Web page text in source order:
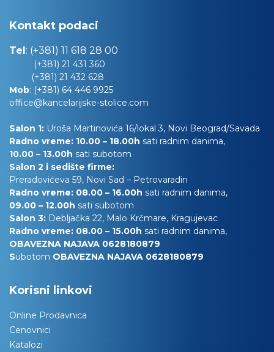
Kontakt podaci
Tel : (+381) 11 618 28 00
(+381) 21 431 360
(+381) 21 432 628
Mob: (+381) 64 446 9925
office@kancelarijske-stolice.com
Salon 1: Uroša Martinovića 16/lokal 3, Novi Beograd/Savada
Radno vreme: 10.00 – 18.00h sati radnim danima,
10.00 – 13.00h sati subotom
Salon 2 i sedište firme:
Preradovićeva 59, Novi Sad – Petrovaradin
Radno vreme: 08.00 – 16.00h sati radnim danima,
09.00 – 12.00h sati subotom
Salon 3: Debljačka 22, Malo Krčmare, Kragujevac
Radno vreme: 08.00 – 15.00h sati radnim danima,
OBAVEZNA NAJAVA 0628180879
Subotom OBAVEZNA NAJAVA 0628180879
Korisni linkovi
Online Prodavnica
Cenovnici
Katalozi